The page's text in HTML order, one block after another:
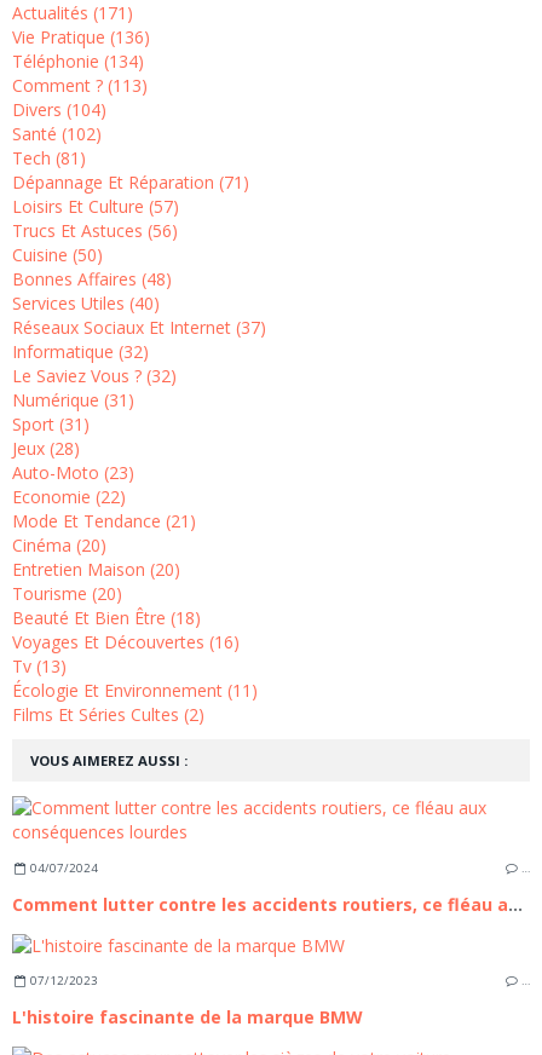
VOUS AIMEREZ AUSSI :
04/07/2024 …
Comment lutter contre les accidents routiers, ce fléau aux conséquences lourdes
07/12/2023 …
L'histoire fascinante de la marque BMW
Actualités (171)
Vie Pratique (136)
Téléphonie (134)
Comment ? (113)
Divers (104)
Santé (102)
Tech (81)
Dépannage Et Réparation (71)
Loisirs Et Culture (57)
Trucs Et Astuces (56)
Cuisine (50)
Bonnes Affaires (48)
Services Utiles (40)
Réseaux Sociaux Et Internet (37)
Informatique (32)
Le Saviez Vous ? (32)
Numérique (31)
Sport (31)
Jeux (28)
Auto-Moto (23)
Economie (22)
Mode Et Tendance (21)
Cinéma (20)
Entretien Maison (20)
Tourisme (20)
Beauté Et Bien Être (18)
Voyages Et Découvertes (16)
Tv (13)
Écologie Et Environnement (11)
Films Et Séries Cultes (2)